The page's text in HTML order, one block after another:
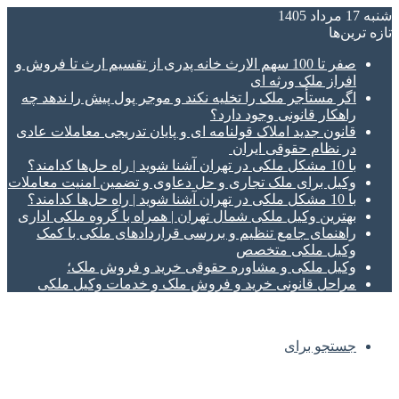
شنبه 17 مرداد 1405
تازه‌ ترین‌ها
صفر تا 100 سهم الارث خانه پدری از تقسیم ارث تا فروش و
افراز ملک ورثه ای
اگر مستأجر ملک را تخلیه نکند و موجر پول پیش را ندهد چه
راهکار قانونی وجود دارد؟
قانون جدید املاک قولنامه ای و پایان تدریجی معاملات عادی
در نظام حقوقی ایران
با 10 مشکل ملکی در تهران آشنا شوید | راه حل‌ها کدامند؟
وکیل برای ملک تجاری و حل دعاوی و تضمین امنیت معاملات
با 10 مشکل ملکی در تهران آشنا شوید | راه حل‌ها کدامند؟
بهترین وکیل ملکی شمال تهران | همراه با گروه ملکی اداری
راهنمای جامع تنظیم و بررسی قراردادهای ملکی با کمک
وکیل ملکی متخصص
وکیل ملکی و مشاوره حقوقی خرید و فروش ملک؛
مراحل قانونی خرید و فروش ملک و خدمات وکیل ملکی
جستجو برای